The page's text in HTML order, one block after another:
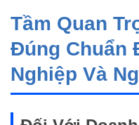
Tầm Quan
Đúng Chuẩn
Nghiệp Và